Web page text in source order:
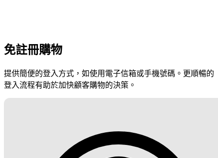
免註冊購物
提供簡便的登入方式，如使用電子信箱或手機號碼。更順暢的
登入流程有助於加快顧客購物的決策。